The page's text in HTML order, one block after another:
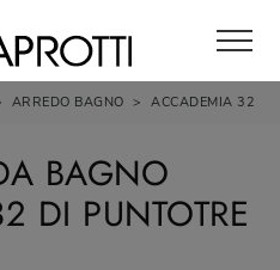
ARREDO BAGNO > ACCADEMIA 32
BAGNO
DI PUNTOTRE